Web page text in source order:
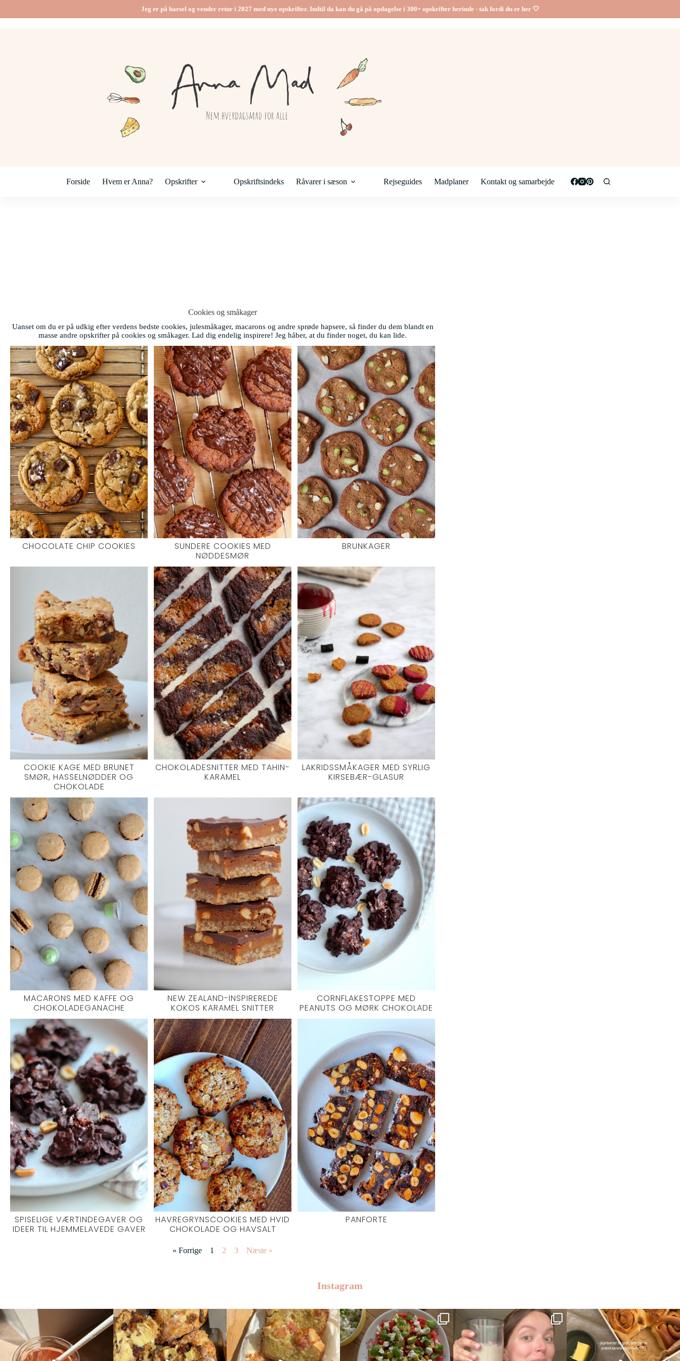
Jeg er på barsel og vender retur i 2027 med nye opskrifter. Indtil da kan du gå på opdagelse i 300+ opskrifter herinde - tak fordi du er her 🤍
Forside Hvem er Anna? Opskrifter Opskriftsindeks Råvarer i sæson Rejseguides Madplaner Kontakt og samarbejde
Cookies og småkager
Uanset om du er på udkig efter verdens bedste cookies, julesmåkager, macarons og andre sprøde hapsere, så finder du dem blandt en
masse andre opskrifter på cookies og småkager. Lad dig endelig inspirere! Jeg håber, at du finder noget, du kan lide.
CHOCOLATE CHIP COOKIES
SUNDERE COOKIES MED
NØDDESMØR
BRUNKAGER
COOKIE KAGE MED BRUNET
SMØR, HASSELNØDDER OG
CHOKOLADE
CHOKOLADESNITTER MED TAHIN-
KARAMEL
LAKRIDSSMÅKAGER MED SYRLIG
KIRSEBÆR-GLASUR
MACARONS MED KAFFE OG
CHOKOLADEGANACHE
NEW ZEALAND-INSPIREREDE
KOKOS KARAMEL SNITTER
CORNFLAKESTOPPE MED
PEANUTS OG MØRK CHOKOLADE
SPISELIGE VÆRTINDEGAVER OG
IDEER TIL HJEMMELAVEDE GAVER
HAVREGRYNSCOOKIES MED HVID
CHOKOLADE OG HAVSALT
PANFORTE
« Forrige 1 2 3 Næste »
Instagram